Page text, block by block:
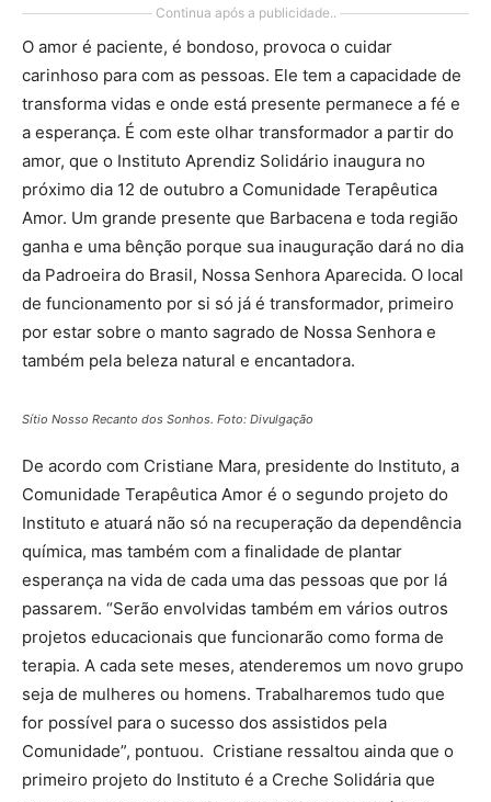
Continua após a publicidade..
O amor é paciente, é bondoso, provoca o cuidar
carinhoso para com as pessoas. Ele tem a capacidade de
transforma vidas e onde está presente permanece a fé e
a esperança. É com este olhar transformador a partir do
amor, que o Instituto Aprendiz Solidário inaugura no
próximo dia 12 de outubro a Comunidade Terapêutica
Amor. Um grande presente que Barbacena e toda região
ganha e uma bênção porque sua inauguração dará no dia
da Padroeira do Brasil, Nossa Senhora Aparecida. O local
de funcionamento por si só já é transformador, primeiro
por estar sobre o manto sagrado de Nossa Senhora e
também pela beleza natural e encantadora.
Sítio Nosso Recanto dos Sonhos. Foto: Divulgação
De acordo com Cristiane Mara, presidente do Instituto, a
Comunidade Terapêutica Amor é o segundo projeto do
Instituto e atuará não só na recuperação da dependência
química, mas também com a finalidade de plantar
esperança na vida de cada uma das pessoas que por lá
passarem. “Serão envolvidas também em vários outros
projetos educacionais que funcionarão como forma de
terapia. A cada sete meses, atenderemos um novo grupo
seja de mulheres ou homens. Trabalharemos tudo que
for possível para o sucesso dos assistidos pela
Comunidade”, pontuou. Cristiane ressaltou ainda que o
primeiro projeto do Instituto é a Creche Solidária que